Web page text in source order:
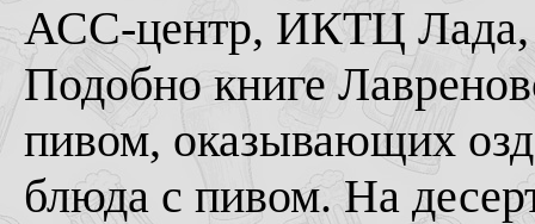
АСС-центр, ИКТЦ Лада,
Подобно книге
пивом, оказывающих
блюда с пивом. На